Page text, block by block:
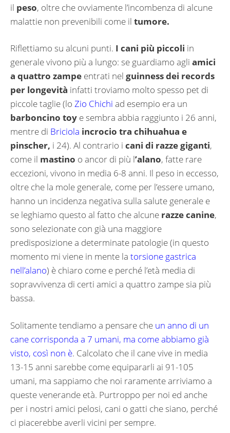
il peso, oltre che ovviamente l’incombenza di alcune
malattie non prevenibili come il tumore.
Riflettiamo su alcuni punti. I cani più piccoli in
generale vivono più a lungo: se guardiamo agli amici
a quattro zampe entrati nel guinness dei records
per longevità infatti troviamo molto spesso pet di
piccole taglie (lo Zio Chichi ad esempio era un
barboncino toy e sembra abbia raggiunto i 26 anni,
mentre di Briciola incrocio tra chihuahua e
pinscher, i 24). Al contrario i cani di razze giganti,
come il mastino o ancor di più l’alano, fatte rare
eccezioni, vivono in media 6-8 anni. Il peso in eccesso,
oltre che la mole generale, come per l’essere umano,
hanno un incidenza negativa sulla salute generale e
se leghiamo questo al fatto che alcune razze canine,
sono selezionate con già una maggiore
predisposizione a determinate patologie (in questo
momento mi viene in mente la torsione gastrica
nell’alano) è chiaro come e perché l’età media di
sopravvivenza di certi amici a quattro zampe sia più
bassa.
Solitamente tendiamo a pensare che un anno di un
cane corrisponda a 7 umani, ma come abbiamo già
visto, così non è. Calcolato che il cane vive in media
13-15 anni sarebbe come equipararli ai 91-105
umani, ma sappiamo che noi raramente arriviamo a
queste venerande età. Purtroppo per noi ed anche
per i nostri amici pelosi, cani o gatti che siano, perché
ci piacerebbe averli vicini per sempre.